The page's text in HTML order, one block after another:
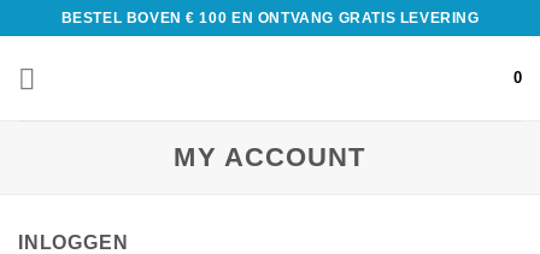
BESTEL BOVEN € 100 EN ONTVANG GRATIS LEVERING
0
MY ACCOUNT
INLOGGEN